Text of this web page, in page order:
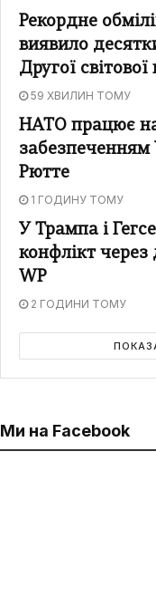
Рекордне
виявило
Другої світової
59 ХВИЛИН ТОМУ
НАТО працює
Рютте
1 ГОДИНУ ТОМУ
У Трампа і
конфлікт через
WP
2 ГОДИНИ ТОМУ
Ми на Facebook